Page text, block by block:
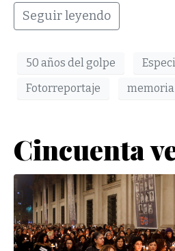
Seguir leyendo
50 años del golpe
Fotorreportaje
memoria
Cincuenta